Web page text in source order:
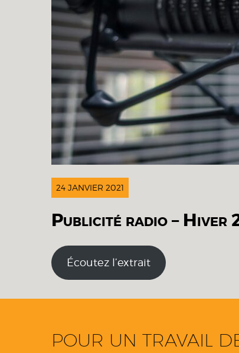
24 JANVIER 2021
Publicité radio – Hiver
Écoutez l’extrait
POUR UN TRAVAIL